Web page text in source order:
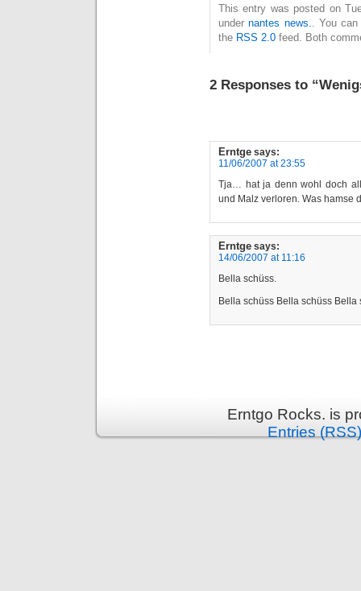
This entry was posted on
undernantes news.. You
the RSS 2.0 feed. Both
2 Responses to
Erntge says:
11/06/2007 at 23:55
Tja… hat ja denn wohl doch
und Malz verloren. Was hamse
Erntge says:
14/06/2007 at 11:16
Bella schüss.
Bella schüss Bella schüss Bella
Erntgo Rocks. is
Entries (RSS)